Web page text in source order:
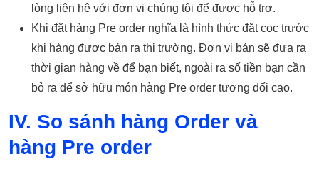
lòng liên hệ với đơn vị chúng tôi để được hỗ trợ.
Khi đặt hàng Pre order nghĩa là hình thức đặt cọc trước
khi hàng được bán ra thị trường. Đơn vị bán sẽ đưa ra
thời gian hàng về để bạn biết, ngoài ra số tiền bạn cần
bỏ ra để sở hữu món hàng Pre order tương đối cao.
IV. So sánh hàng Order và
hàng Pre order